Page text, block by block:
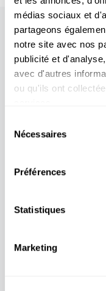
médias sociaux et
partageons
notre site avec nos
publicité et
avec d'autres
ou qu'ils ont
Nécessaires
Préférences
Statistiques
Marketing
Other
Tous les
11.04
31.10
EXPO